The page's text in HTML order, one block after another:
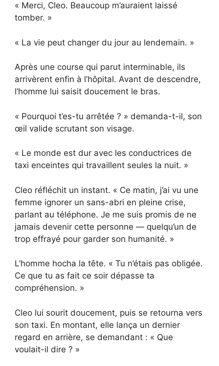
« Merci, Cleo. Beaucoup m’auraient laissé
tomber. »
« La vie peut changer du jour au lendemain. »
Après une course qui parut interminable, ils
arrivèrent enfin à l’hôpital. Avant de descendre,
l’homme lui saisit doucement le bras.
« Pourquoi t’es-tu arrêtée ? » demanda-t-il, son
œil valide scrutant son visage.
« Le monde est dur avec les conductrices de
taxi enceintes qui travaillent seules la nuit. »
Cleo réfléchit un instant. « Ce matin, j’ai vu une
femme ignorer un sans-abri en pleine crise,
parlant au téléphone. Je me suis promis de ne
jamais devenir cette personne — quelqu’un de
trop effrayé pour garder son humanité. »
L’homme hocha la tête. « Tu n’étais pas obligée.
Ce que tu as fait ce soir dépasse ta
compréhension. »
Cleo lui sourit doucement, puis se retourna vers
son taxi. En montant, elle lança un dernier
regard en arrière, se demandant : « Que
voulait-il dire ? »